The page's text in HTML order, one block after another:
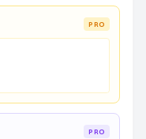
PRO
PRO